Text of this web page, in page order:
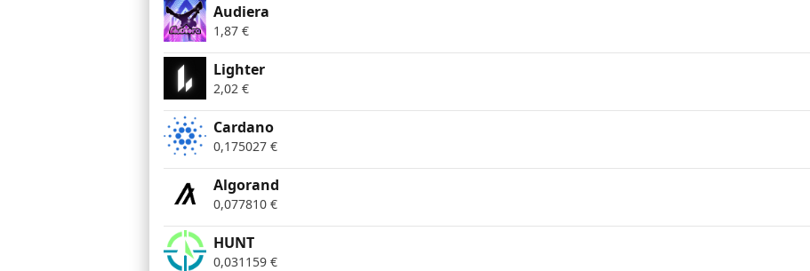
Audiera
1,87 €
Lighter
2,02 €
Cardano
0,175027 €
Algorand
0,077810 €
HUNT
0,031159 €